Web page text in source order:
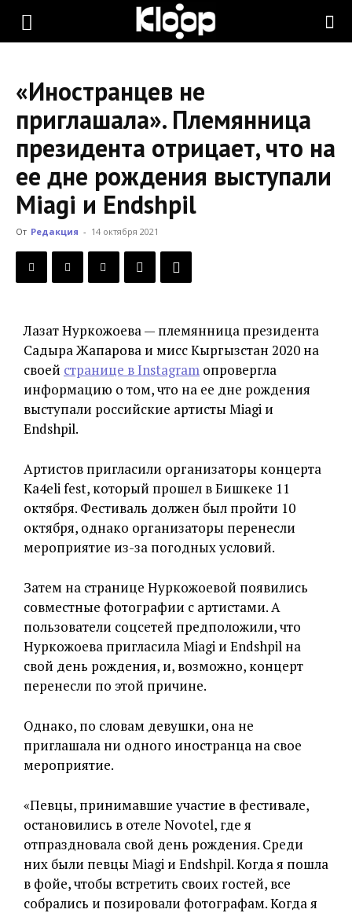
KLOOP.KG
Новости
Кыргызстана
«Иностранцев не
приглашала». Племянница
президента отрицает, что на
ее дне рождения выступали
Miagi и Endshpil
От Редакция - 14 октября 2021
Лазат Нуркожоева — племянница президента
Садыра Жапарова и мисс Кыргызстан 2020 на
своей странице в Instagram опровергла
информацию о том, что на ее дне рождения
выступали российские артисты Miagi и
Endshpil.
Артистов пригласили организаторы концерта
Ka4eli fest, который прошел в Бишкеке 11
октября. Фестиваль должен был пройти 10
октября, однако организаторы перенесли
мероприятие из-за погодных условий.
Затем на странице Нуркожоевой появились
совместные фотографии с артистами. А
пользователи соцсетей предположили, что
Нуркожоева пригласила Miagi и Endshpil на
свой день рождения, и, возможно, концерт
перенесли по этой причине.
Однако, по словам девушки, она не
приглашала ни одного иностранца на свое
мероприятие.
«Певцы, принимавшие участие в фестивале,
остановились в отеле Novotel, где я
отпраздновала свой день рождения. Среди
них были певцы Miagi и Endshpil. Когда я пошла
в фойе, чтобы встретить своих гостей, все
собрались и позировали фотографам. Когда я